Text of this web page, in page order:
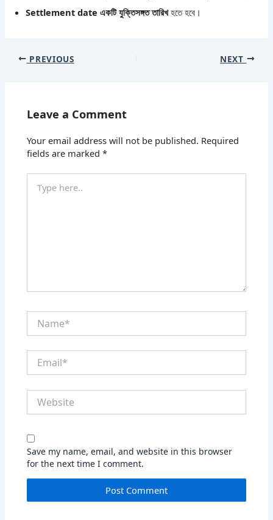
Settlement date একটি যুক্তিসঙ্গত তারিখহতে হবে।
PREVIOUS NEXT
Leave a Comment
Your email address will not be published. Required
fields are marked*
here..
Save my name, email, and website in this browser
for the next time I comment.